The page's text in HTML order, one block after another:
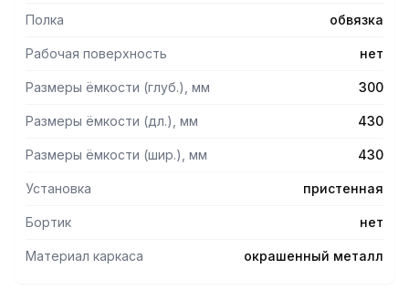
- Опоры регуляторов высоты, изготовленные из
влажной среде.
(фальцовку), что полностью исключает получение травмы
обработке ванны.
Полка обвязка
Рабочая поверхность нет
Размеры ёмкости (глуб.), мм 300
Размеры ёмкости (дл.), мм 430
Размеры ёмкости (шир.), мм 430
Установка пристенная
Бортик нет
Материал каркаса окрашенный металл